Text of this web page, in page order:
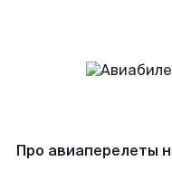
Про авиаперелеты